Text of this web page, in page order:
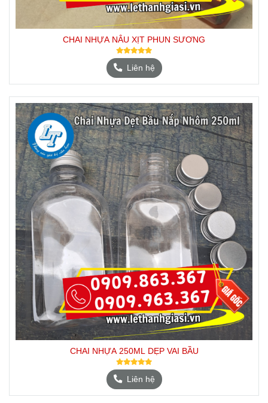
CHAI NHỰA NÂU XỊT PHUN SƯƠNG
Liên hệ
CHAI NHỰA 250ML DẸP VAI BẦU
Liên hệ